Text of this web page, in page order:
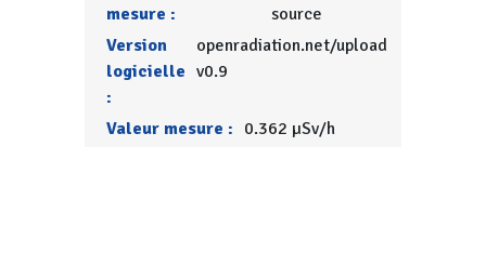
mesure :
source
Version
logicielle
:
openradiation.net/upload
v0.9
Valeur mesure : 0.362 µSv/h